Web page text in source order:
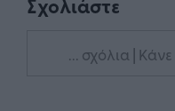
Σχολιάστε
... σχόλια |